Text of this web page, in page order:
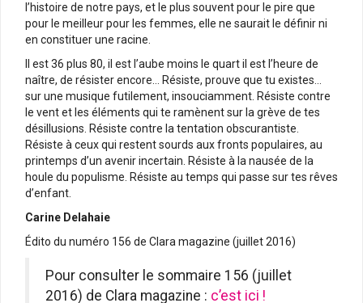
l’histoire de notre pays, et le plus souvent pour le pire que
pour le meilleur pour les femmes, elle ne saurait le définir ni
en constituer une racine.
Il est 36 plus 80, il est l’aube moins le quart il est l’heure de
naître, de résister encore… Résiste, prouve que tu existes…
sur une musique futilement, insouciamment. Résiste contre
le vent et les éléments qui te ramènent sur la grève de tes
désillusions. Résiste contre la tentation obscurantiste.
Résiste à ceux qui restent sourds aux fronts populaires, au
printemps d’un avenir incertain. Résiste à la nausée de la
houle du populisme. Résiste au temps qui passe sur tes rêves
d’enfant.
Carine Delahaie
Édito du numéro 156 de Clara magazine (juillet 2016)
Pour consulter le sommaire 156 (juillet
2016) de Clara magazine : c’est ici !